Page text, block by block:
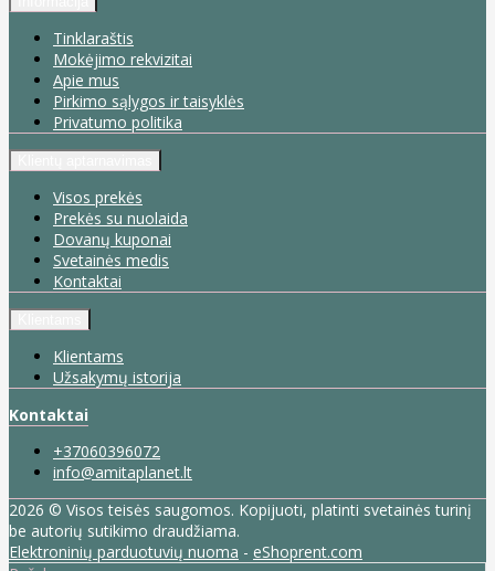
Tinklaraštis
Mokėjimo rekvizitai
Apie mus
Pirkimo sąlygos ir taisyklės
Privatumo politika
Visos prekės
Prekės su nuolaida
Dovanų kuponai
Svetainės medis
Kontaktai
Klientams
Užsakymų istorija
Kontaktai
+37060396072
info@amitaplanet.lt
2026 © Visos teisės saugomos. Kopijuoti, platinti svetainės turinį
be autorių sutikimo draudžiama.
Elektroninių parduotuvių nuoma - eShoprent.com